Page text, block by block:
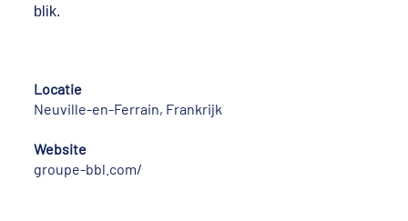
blik.
Locatie
Neuville-en-Ferrain, Frankrijk
Website
groupe-bbl.com/